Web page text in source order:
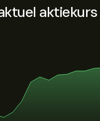
aktiekurs